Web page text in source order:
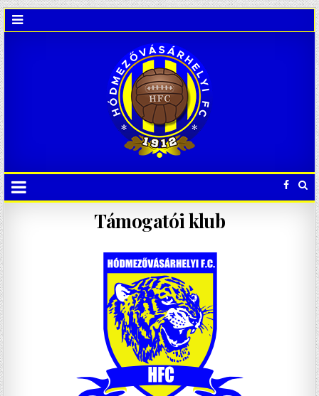
Támogatói klub